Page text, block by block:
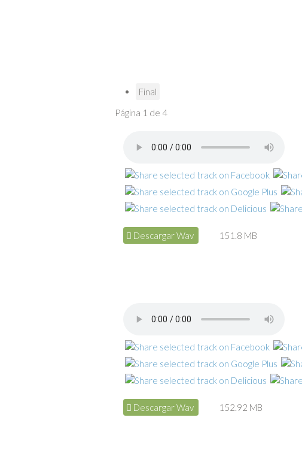
Descargar Wav 151.8 MB
Descargar Wav 152.92 MB
Final
Página 1 de 4